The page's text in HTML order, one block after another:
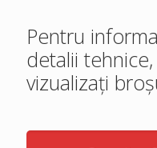
Pentru
detalii
vizualizați